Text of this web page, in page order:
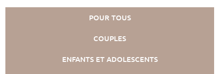
POUR TOUS
COUPLES
ENFANTS ET ADOLESCENTS